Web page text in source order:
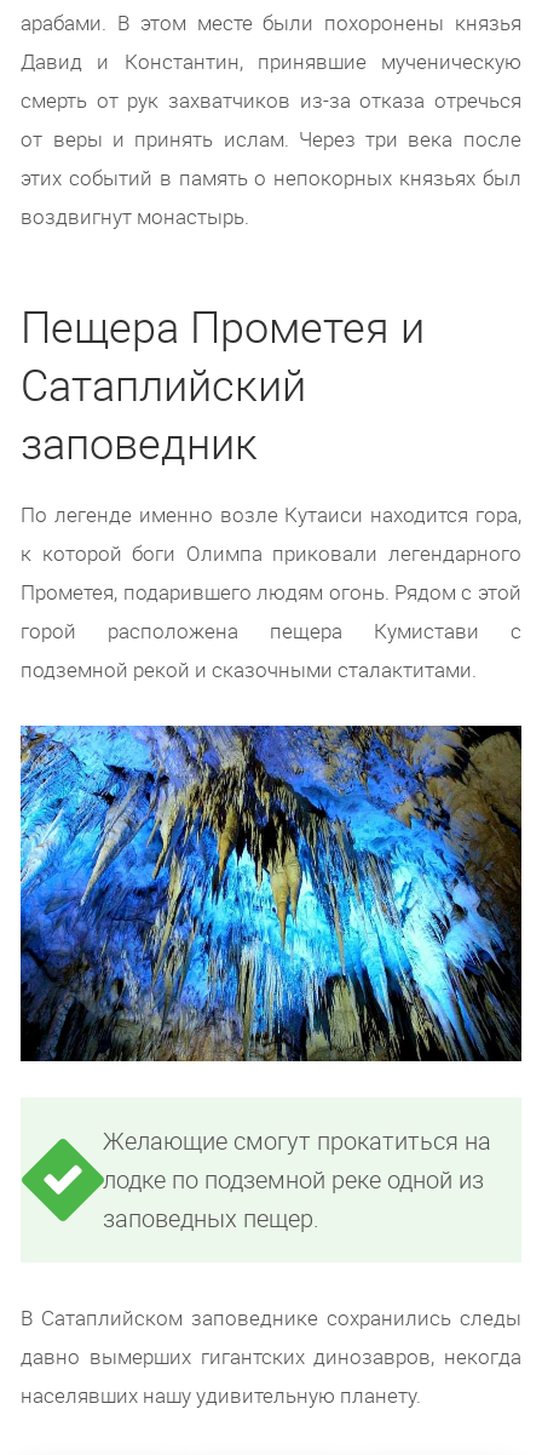
арабами. В этом месте были похоронены князья
Давид и Константин, принявшие мученическую
смерть от рук захватчиков из-за отказа отречься
от веры и принять ислам. Через три века после
этих событий в память о непокорных князьях был
воздвигнут монастырь.
Пещера Прометея и
Сатаплийский
заповедник
По легенде именно возле Кутаиси находится гора,
к которой боги Олимпа приковали легендарного
Прометея, подарившего людям огонь. Рядом с этой
горой расположена пещера Кумистави с
подземной рекой и сказочными сталактитами.
Желающие смогут прокатиться на
лодке по подземной реке одной из
заповедных пещер.
В Сатаплийском заповеднике сохранились следы
давно вымерших гигантских динозавров, некогда
населявших нашу удивительную планету.